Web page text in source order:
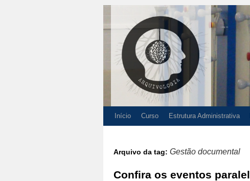
Início Curso Estrutura Administrativa
Arquivo da tag: Gestão documental
Confira os eventos